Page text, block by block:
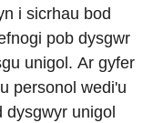
i sicrhau bod
pob dysgwr
unigol. Ar gyfer
personol wedi'u
dysgwyr unigol